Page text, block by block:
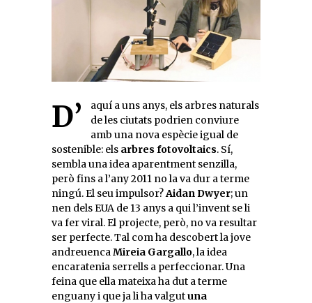
D’aquí a uns anys, els arbres naturals
de les ciutats podrien conviure
amb una nova espècie igual de
sostenible: els arbres fotovoltaics. Sí,
sembla una idea aparentment senzilla,
però fins a l’any 2011 no la va dur a terme
ningú. El seu impulsor?Aidan Dwyer; un
nen dels EUA de 13 anys a qui l’invent se li
va fer viral. El projecte, però, no va resultar
ser perfecte. Tal com ha descobert la jove
andreuencaMireia Gargallo, la idea
encaratenia serrells a perfeccionar. Una
feina que ella mateixa ha dut a terme
enguany i que ja li ha valgutuna